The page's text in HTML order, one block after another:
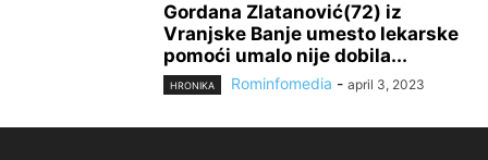
Gordana Zlatanović(72) iz
Vranjske Banje umesto lekarske
pomoći umalo nije dobila...
HRONIKA Rominfomedia - april 3, 2023